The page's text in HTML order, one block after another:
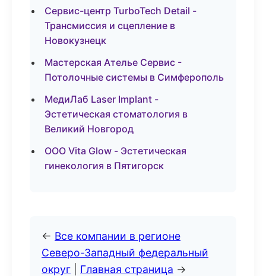
Сервис-центр TurboTech Detail -
Трансмиссия и сцепление в
Новокузнецк
Мастерская Ателье Сервис -
Потолочные системы в Симферополь
МедиЛаб Laser Implant -
Эстетическая стоматология в
Великий Новгород
ООО Vita Glow - Эстетическая
гинекология в Пятигорск
← Все компании в регионе
Северо-Западный федеральный
округ
Главная страница →